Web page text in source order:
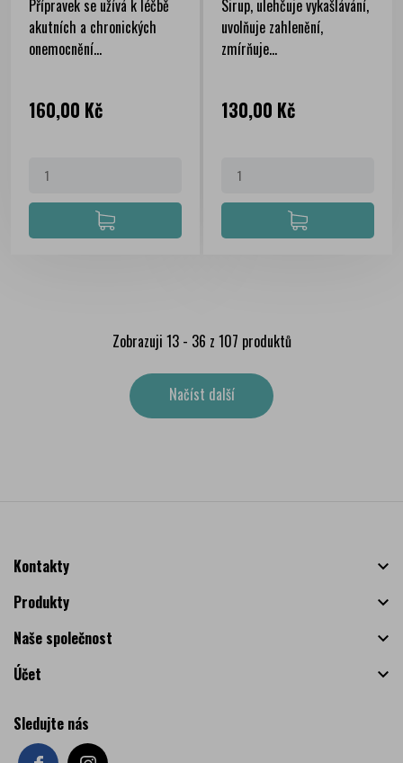
Přípravek se užívá k léčbě
akutních a chronických
onemocnění...
Cena
160,00 Kč
Sirup, ulehčuje vykašlávání,
uvolňuje zahlenění,
zmírňuje...
Cena
130,00 Kč
Zobrazuji 13 - 36 z 107 produktů
Načíst další
Kontakty

Produkty

Naše společnost

Účet

Sledujte nás